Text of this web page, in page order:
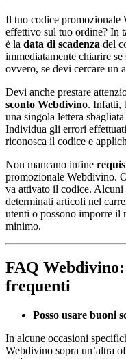
Il tuo codice promozionale
effettivo sul tuo ordine? In
è la data di scadenza del
immediatamente chiarire
ovvero, se devi cercare un
Devi anche prestare
sconto Webdivino. Infatti,
una singola lettera
Individua gli errori
riconosca il codice e
Non mancano infine
promozionale Webdivino.
va attivato il codice. Alcuni
determinati articoli nel
utenti o possono imporre il
minimo.
FAQ
frequenti
Posso usare buoni
In alcune occasioni
Webdivino sopra un’altra